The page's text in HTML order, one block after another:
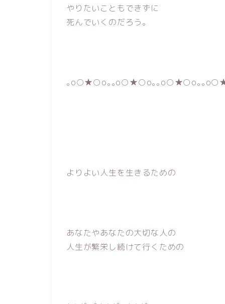
やりたいこともできずに
死んでいくのだろう。
｡o○★○o｡｡o○★○o｡｡o○★○o｡｡
よりよい人生を生きるための
あなたやあなたの大切な人の
人生が繁栄し続けて行くための